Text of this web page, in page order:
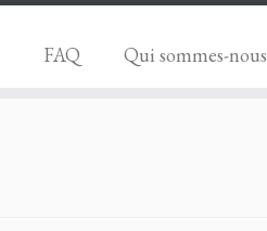
FAQ Qui sommes-nous